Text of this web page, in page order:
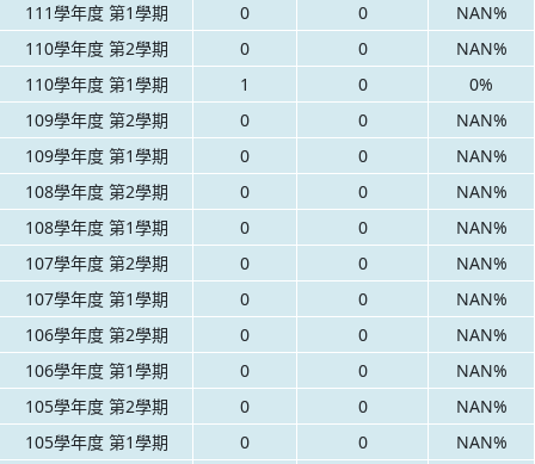
111學年度 第1學期
0 0
NAN%
110學年度 第2學期
0 0
NAN%
110學年度 第1學期
1 0
0%
109學年度 第2學期
0 0
NAN%
109學年度 第1學期
0 0
NAN%
108學年度 第2學期
0 0
NAN%
108學年度 第1學期
0 0
NAN%
107學年度 第2學期
0 0
NAN%
107學年度 第1學期
0 0
NAN%
106學年度 第2學期
0 0
NAN%
106學年度 第1學期
0 0
NAN%
105學年度 第2學期
0 0
NAN%
105學年度 第1學期
0 0
NAN%